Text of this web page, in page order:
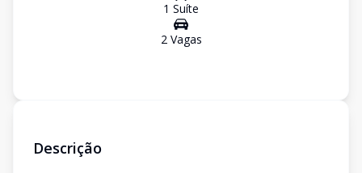
1 Suíte
2Vagas
Descrição